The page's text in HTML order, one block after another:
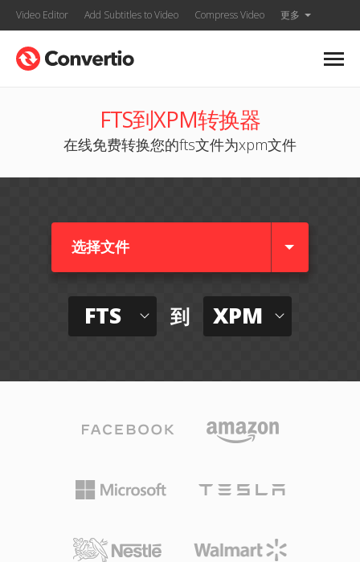
Video Editor Add Subtitles to Video Compress Video 更多
FTS到XPM转换器
在线免费转换您的fts文件为xpm文件
选择文件
FTS 到 XPM